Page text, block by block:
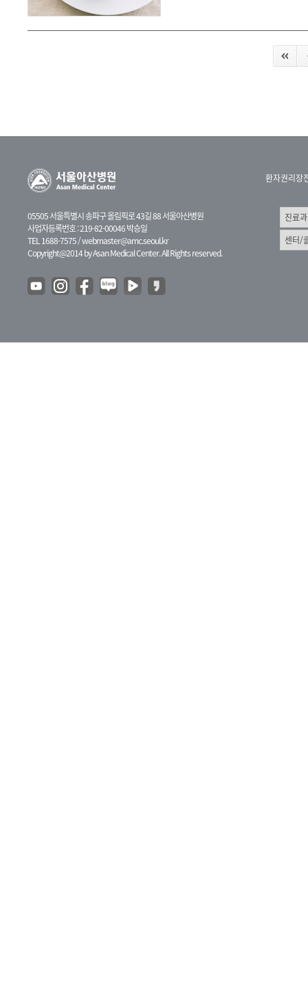
05505 서울특별시 송파구 올림픽로 43길 88 서울아산병원
사업자등록번호 : 219-82-00046 박승일
TEL 1688-7575 /webmaster@amc.seoul.kr
Copyright@2014 by Asan Medical Center. All Rights reserved.
환자권리장